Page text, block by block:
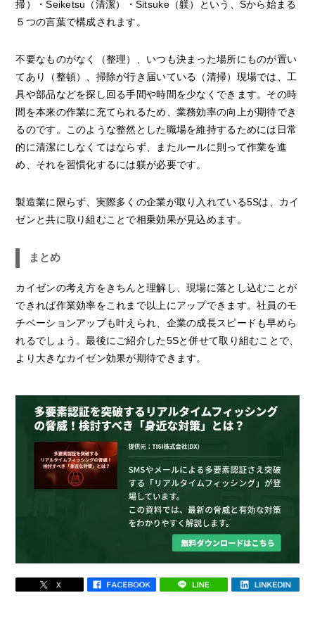
掃）・Seiketsu（清潔）・Sitsuke（躾）という、Sから始まる
５つの言葉で構成されます。
不要なものがなく（整理）、いつも決まった場所にものが置い
てあり（整頓）、掃除が行き届いている（清掃）現場では、工
具や部品などを探し回る手間や時間を少なくできます。その時
間を本来の作業に充てられるため、業務効率の向上が期待でき
るのです。このような整然とした職場を維持するためには日常
的に清潔にしなくてはならず、またルールに則って作業を進
め、それを習慣化するには躾が必要です。
製造業に限らず、実際多くの企業が取り入れている5Sは、カイ
ゼンと共に取り組むことで相乗効果が見込めます。
まとめ
カイゼンの考え方をきちんと理解し、現場に落とし込むことが
できれば作業効率をこれまで以上にアップできます。社員のモ
チベーションアップも叶えられ、企業の成長スピードも早めら
れるでしょう。最後にご紹介した5Sと併せて取り組むことで、
より大きなカイゼン効果が期待できます。